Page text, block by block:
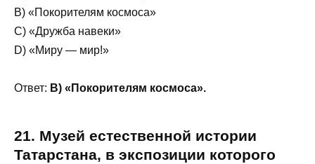
B) «Покорителям космоса»
C) «Дружба навеки»
D) «Миру — мир!»
Ответ: B) «Покорителям космоса».
21. Музей естественной истории
Татарстана, в экспозиции которого